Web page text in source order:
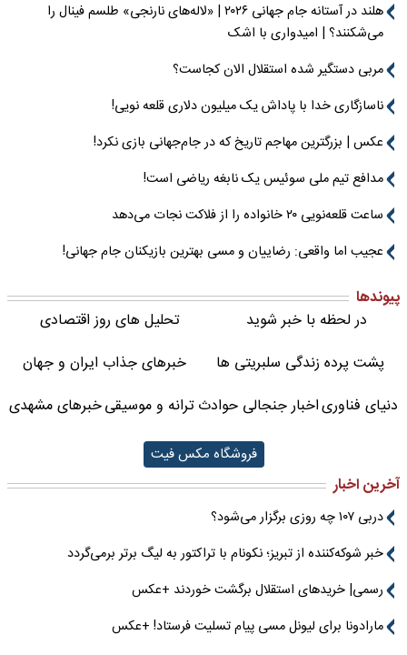
هلند در آستانه جام جهانی ۲۰۲۶ | «لاله‌های نارنجی» طلسم فینال را
می‌شکنند؟ | امیدواری با اشک
مربی دستگیر شده استقلال الان کجاست؟
ناسازگاری خدا با پاداش یک میلیون دلاری قلعه نویی!
عکس | بزرگترین مهاجم تاریخ که در جام‌جهانی بازی نکرد!
مدافع تیم ملی سوئیس یک نابغه ریاضی است!
ساعت قلعه‌نویی ۲۰ خانواده را از فلاکت نجات می‌دهد
عجیب اما واقعی: رضاییان و مسی بهترین بازیکنان جام جهانی!
پیوندها
در لحظه با خبر شوید
تحلیل های روز اقتصادی
پشت پرده زندگی سلبریتی ها
خبرهای جذاب ایران و جهان
دنیای فناوریاخبار جنجالی حوادثترانه و موسیقیخبرهای مشهدی
فروشگاه مکس فیت
آخرین اخبار
دربی ۱۰۷ چه روزی برگزار می‌شود؟
خبر شوکه‌کننده از تبریز؛ نکونام با تراکتور به لیگ برتر برمی‌گردد
رسمی| خریدهای استقلال برگشت خوردند +عکس
مارادونا برای لیونل مسی پیام تسلیت فرستاد! +عکس